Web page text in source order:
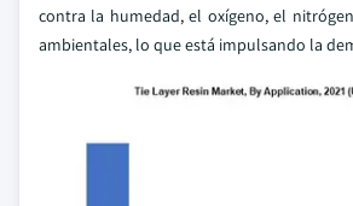
contra la humedad, el oxígeno, el
ambientales, lo que está impulsando la